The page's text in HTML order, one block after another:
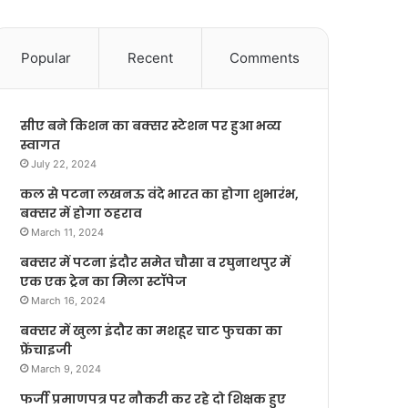
Popular Recent Comments
सीए बने किशन का बक्सर स्टेशन पर हुआ भव्य
स्वागत
July 22, 2024
कल से पटना लखनऊ वंदे भारत का होगा शुभारंभ,
बक्सर में होगा ठहराव
March 11, 2024
बक्सर में पटना इंदौर समेत चौसा व रघुनाथपुर में
एक एक ट्रेन का मिला स्टॉपेज
March 16, 2024
बक्सर में खुला इंदौर का मशहूर चाट फुचका का
फ्रेंचाइजी
March 9, 2024
फर्जी प्रमाणपत्र पर नौकरी कर रहे दो शिक्षक हुए